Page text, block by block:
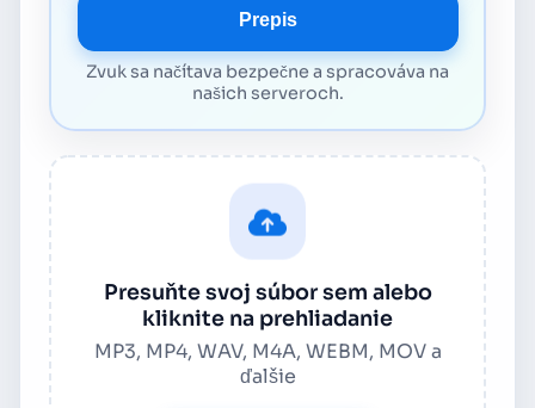
Prepis
Zvuk sa načítava bezpečne a spracováva na
našich serveroch.
Presuňte svoj súbor sem alebo
kliknite na prehliadanie
MP3, MP4, WAV, M4A, WEBM, MOV a
ďalšie